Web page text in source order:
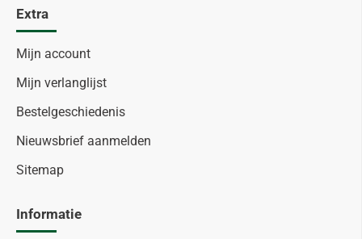
Extra
Mijn account
Mijn verlanglijst
Bestelgeschiedenis
Nieuwsbrief aanmelden
Sitemap
Informatie